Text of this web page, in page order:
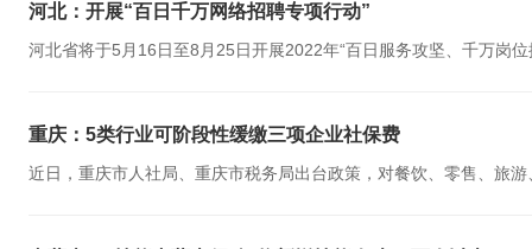
河北：开展“百日千万网络招聘专项行动”
河北省将于5月16日至8月25日开展2022年“百日服务攻坚、千万岗
重庆：5类行业可阶段性缓缴三项企业社保费
近日，重庆市人社局、重庆市税务局出台政策，对餐饮、零售、旅